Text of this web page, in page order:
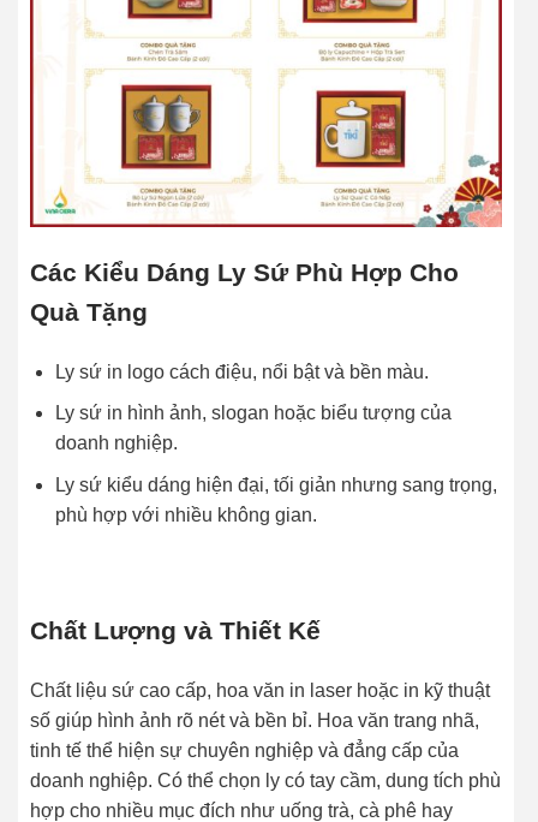
Các Kiểu Dáng Ly Sứ Phù Hợp Cho
Quà Tặng
Ly sứ in logo cách điệu, nổi bật và bền màu.
Ly sứ in hình ảnh, slogan hoặc biểu tượng của
doanh nghiệp.
Ly sứ kiểu dáng hiện đại, tối giản nhưng sang trọng,
phù hợp với nhiều không gian.
Chất Lượng và Thiết Kế
Chất liệu sứ cao cấp, hoa văn in laser hoặc in kỹ thuật
số giúp hình ảnh rõ nét và bền bỉ. Hoa văn trang nhã,
tinh tế thể hiện sự chuyên nghiệp và đẳng cấp của
doanh nghiệp. Có thể chọn ly có tay cầm, dung tích phù
hợp cho nhiều mục đích như uống trà, cà phê hay